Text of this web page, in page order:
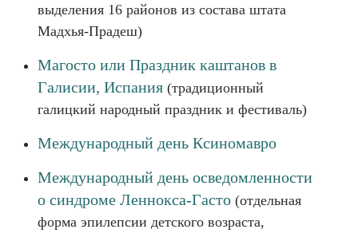
выделения 16 районов из состава штата
Мадхья-Прадеш)
Магосто или Праздник каштанов в
Галисии, Испания (традиционный
галицкий народный праздник и фестиваль)
Международный день Ксиномавро
Международный день осведомленности
о синдроме Леннокса-Гасто (отдельная
форма эпилепсии детского возраста,